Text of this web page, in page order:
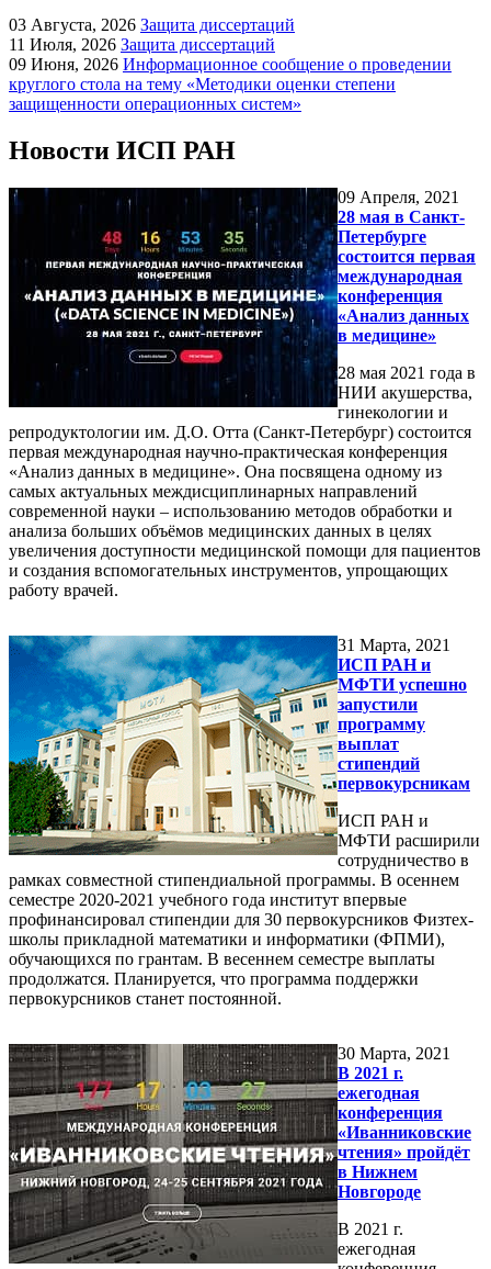
03 Августа, 2026 Защита диссертаций
11 Июля, 2026 Защита диссертаций
09 Июня, 2026 Информационное сообщение о проведении
круглого стола на тему «Методики оценки степени
защищенности операционных систем»
Новости ИСП РАН
09 Апреля, 2021
28 мая в Санкт-
Петербурге
состоится первая
международная
конференция
«Анализ данных
в медицине»
28 мая 2021 года в
НИИ акушерства,
гинекологии и
репродуктологии им. Д.О. Отта (Санкт-Петербург) состоится
первая международная научно-практическая конференция
«Анализ данных в медицине». Она посвящена одному из
самых актуальных междисциплинарных направлений
современной науки – использованию методов обработки и
анализа больших объёмов медицинских данных в целях
увеличения доступности медицинской помощи для пациентов
и создания вспомогательных инструментов, упрощающих
работу врачей.
31 Марта, 2021
ИСП РАН и
МФТИ успешно
запустили
программу
выплат
стипендий
первокурсникам
ИСП РАН и
МФТИ расширили
сотрудничество в
рамках совместной стипендиальной программы. В осеннем
семестре 2020-2021 учебного года институт впервые
профинансировал стипендии для 30 первокурсников Физтех-
школы прикладной математики и информатики (ФПМИ),
обучающихся по грантам. В весеннем семестре выплаты
продолжатся. Планируется, что программа поддержки
первокурсников станет постоянной.
30 Марта, 2021
В 2021 г.
ежегодная
конференция
«Иванниковские
чтения» пройдёт
в Нижнем
Новгороде
В 2021 г.
ежегодная